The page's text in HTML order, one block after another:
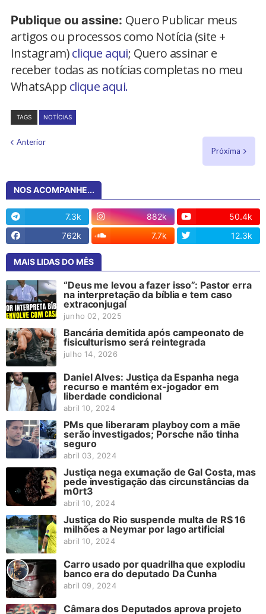
Publique ou assine: Quero Publicar meus
artigos ou processos como Notícia (site +
Instagram)clique aqui; Quero assinar e
receber todas as notícias completas no meu
WhatsApp clique aqui.
TAGS NOTÍCIAS
Anterior
Próxima
NOS ACOMPANHE...
7.3k 882k
50.4k
762k
7.7k 12.3k
MAIS LIDAS DO MÊS
“Deus me levou a fazer isso”: Pastor erra
na interpretação da bíblia e tem caso
extraconjugal
junho 02, 2025
Bancária demitida após campeonato de
fisiculturismo será reintegrada
julho 14, 2026
Daniel Alves: Justiça da Espanha nega
recurso e mantém ex-jogador em
liberdade condicional
abril 10, 2024
PMs que liberaram playboy com a mãe
serão investigados; Porsche não tinha
seguro
abril 03, 2024
Justiça nega exumação de Gal Costa, mas
pede investigação das circunstâncias da
m0rt3
abril 10, 2024
Justiça do Rio suspende multa de R$ 16
milhões a Neymar por lago artificial
abril 10, 2024
Carro usado por quadrilha que explodiu
banco era do deputado Da Cunha
abril 09, 2024
Câmara dos Deputados aprova projeto